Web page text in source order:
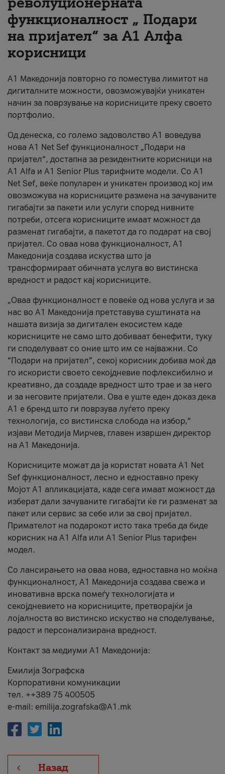
За нас
#ПодобарОнлајн
функционалност „ Подари
на пријател“ за А1 Алфа
корисници
А1 Македонија повторно го поместува лимитот на
дигиталните можности, овозможувајќи уникатен
начин за поврзување на корисниците преку своето
портфолио.
Од денеска, со големо задоволство А1 воведува
нова A1 Net Sef функционалност „Подари на
пријател“, достапна за резидентните корисници на
А1 Alfa и A1 Senior Plus тарифните модели. Со A1
Net Sef, веќе популарен и уникатен производ кој им
овозможува на корисниците размена на зачуваните
гигабајти за пакети или услуги според нивните
потреби, отсега корисниците имаат можност да
разменат гигабајти, а пакетот да го подарат на свој
пријател. Со оваа нова функционалност, А1
Македонија создава искуства што ја
трансформираат обичната услуга во вистинска
вредност и радост кај корисниците.
„Оваа функционалност е повеќе од нова услуга и за
нас во А1 Македонија претставува суштината на
нашата визија за дигитален екосистем каде
корисниците не само што добиваат бенефити, туку
ги споделуваат со оние што им се најважни. Со
“Подари на пријател”, секој корисник добива моќ да
го искористи своето секојдневие пофлексибилно и
креативно, да создаде вредност што трае и за него
и за неговите пријатели. Ова е уште еден доказ дека
А1 е бренд што ги поврзува луѓето преку
технологија, со вистинска слобода на избор,“
изјави Методија Мирчев, главен извршен директор
на А1 Македонија.
Корисниците можат да ја користат новата А1 Net
Sef функционалност, лесно и едноставно преку
Мојот А1 апликацијата, каде сега имаат можност да
изберат дали зачуваните гигабајти ќе ги разменат за
пакет или сервис за себе или за свој пријател.
Примателот на подарокот исто така треба да биде
корисник на А1 Alfa или A1 Senior Plus тарифен
модел.
Со лансирањето на оваа нова, едноставна но моќна
функционалност, А1 Македонија создава свежа и
иновативна врска помеѓу технологијата и
секојдневието на корисниците, претворајќи ја
лојалноста во вистинско искуство на споделување,
радост и персонализирана вредност.
Контакт за медиуми А1 Македонија:
Емилија Зографска
Корпоративни комуникации
тел. ++389 75 400505
e-mail: emilija.zografska@A1.mk
Назад